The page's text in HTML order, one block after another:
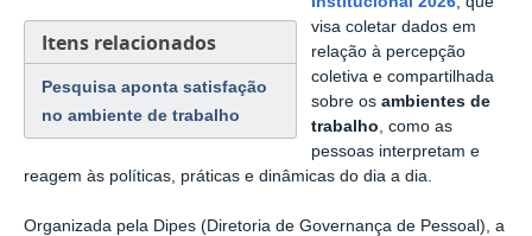
Itens relacionados
Pesquisa aponta satisfação
no ambiente de trabalho
visacoletar dados em
relação à percepção
coletiva e compartilhada
sobre osambientes de
trabalho, como as
pessoas interpretam e
reagem às políticas, práticas e dinâmicas do dia a dia.
Organizada pela Dipes (Diretoria de Governança de Pessoal), a